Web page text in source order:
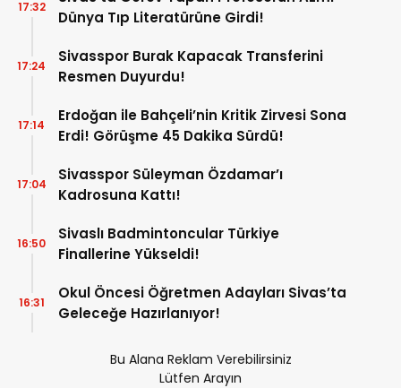
Dünya Tıp Literatürüne Girdi!
17:32
Sivasspor Burak Kapacak Transferini
Resmen Duyurdu!
17:24
Erdoğan ile Bahçeli’nin Kritik Zirvesi Sona
Erdi! Görüşme 45 Dakika Sürdü!
17:14
Sivasspor Süleyman Özdamar’ı
Kadrosuna Kattı!
17:04
Sivaslı Badmintoncular Türkiye
Finallerine Yükseldi!
16:50
Okul Öncesi Öğretmen Adayları Sivas’ta
Geleceğe Hazırlanıyor!
16:31
Bu Alana Reklam Verebilirsiniz
Lütfen Arayın